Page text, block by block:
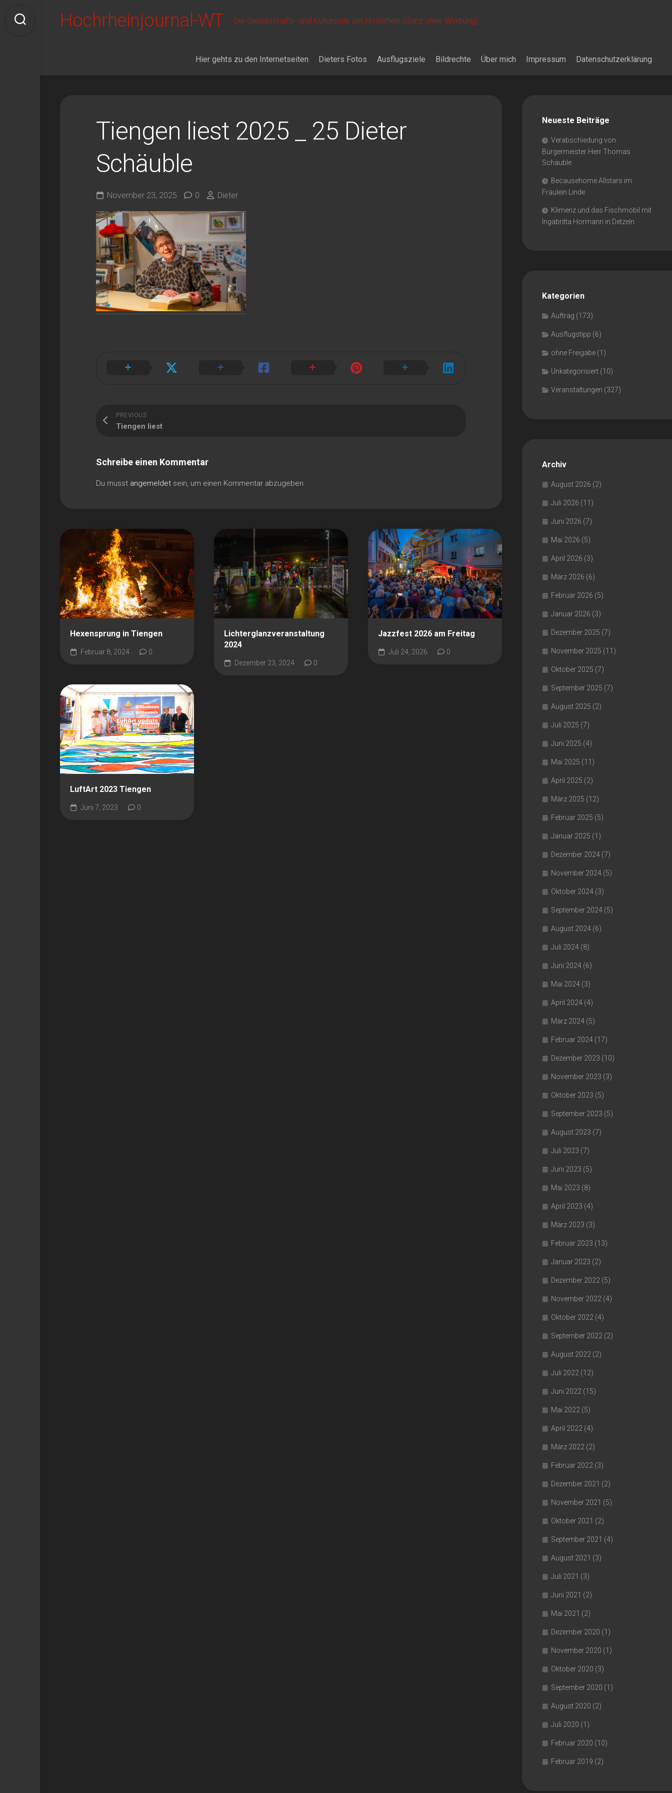
content
Hochrheinjournal-WT Die Gesellschafts- und Kulturseite am Hochrhein (Ganz ohne Werbung)
Hier gehts zu den Internetseiten Dieters Fotos Ausflugsziele Bildrechte Über mich Impressum Datenschutzerklärung
Tiengen liest 2025 _ 25 Dieter
Schäuble
November 23, 2025 0 Dieter
PREVIOUS
Tiengen liest
Schreibe einen Kommentar
Du musst angemeldet sein, um einen Kommentar abzugeben.
Hexensprung in Tiengen
Februar 8, 2024 0
Lichterglanzveranstaltung
2024
Dezember 23, 2024 0
Jazzfest 2026 am Freitag
Juli 24, 2026 0
LuftArt 2023 Tiengen
Juni 7, 2023 0
Neueste Beiträge
Verabschiedung von
Bürgermeister Herr Thomas
Schäuble
Becausehome Allstars im
Fräulein Linde
Klimenz und das Fischmobil mit
Ingabritta Hormann in Detzeln
Kategorien
Auftrag (173)
Ausflugstipp (6)
ohne Freigabe (1)
Unkategorisiert (10)
Veranstaltungen (327)
Archiv
August 2026 (2)
Juli 2026 (11)
Juni 2026 (7)
Mai 2026 (5)
April 2026 (3)
März 2026 (6)
Februar 2026 (5)
Januar 2026 (3)
Dezember 2025 (7)
November 2025 (11)
Oktober 2025 (7)
September 2025 (7)
August 2025 (2)
Juli 2025 (7)
Juni 2025 (4)
Mai 2025 (11)
April 2025 (2)
März 2025 (12)
Februar 2025 (5)
Januar 2025 (1)
Dezember 2024 (7)
November 2024 (5)
Oktober 2024 (3)
September 2024 (5)
August 2024 (6)
Juli 2024 (8)
Juni 2024 (6)
Mai 2024 (3)
April 2024 (4)
März 2024 (5)
Februar 2024 (17)
Dezember 2023 (10)
November 2023 (3)
Oktober 2023 (5)
September 2023 (5)
August 2023 (7)
Juli 2023 (7)
Juni 2023 (5)
Mai 2023 (8)
April 2023 (4)
März 2023 (3)
Februar 2023 (13)
Januar 2023 (2)
Dezember 2022 (5)
November 2022 (4)
Oktober 2022 (4)
September 2022 (2)
August 2022 (2)
Juli 2022 (12)
Juni 2022 (15)
Mai 2022 (5)
April 2022 (4)
März 2022 (2)
Februar 2022 (3)
Dezember 2021 (2)
November 2021 (5)
Oktober 2021 (2)
September 2021 (4)
August 2021 (3)
Juli 2021 (3)
Juni 2021 (2)
Mai 2021 (2)
Dezember 2020 (1)
November 2020 (1)
Oktober 2020 (3)
September 2020 (1)
August 2020 (2)
Juli 2020 (1)
Februar 2020 (10)
Februar 2019 (2)